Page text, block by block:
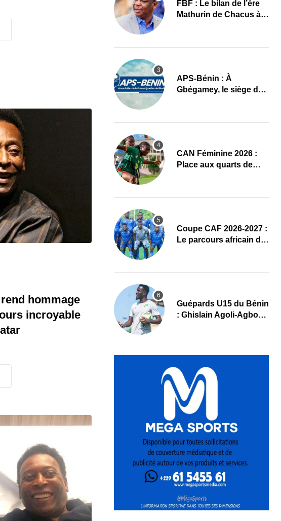
hommage
incroyable
FBF : Le bilan de l’ère
Mathurin de Chacus à
APS-Bénin : À
Gbégamey, le siège de
accueillir l’AG élective
CAN Féminine 2026 :
Place aux quarts de
Coupe CAF 2026-2027 :
Le parcours africain de
Guépards U15 du Bénin
: Ghislain Agoli-Agbo